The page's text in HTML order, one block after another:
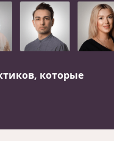
которые